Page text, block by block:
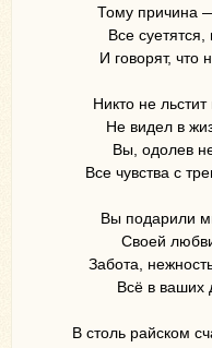
Тому причина
Все
И говорят, что
Никто не
Не видел в
Вы, одолев
Все чувства с
Вы подарили
Своей
Забота,
Всё в ваших
В столь райском